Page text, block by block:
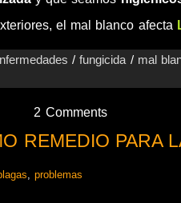
el mal blanco afecta
/fungicida / mal
2 Comments
REMEDIO PARA
,problemas